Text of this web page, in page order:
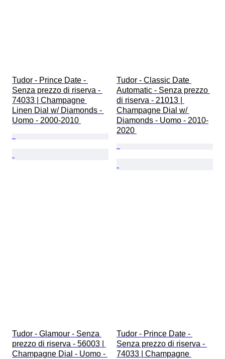
Tudor - Prince Date -
Senza prezzo di riserva -
74033 | Champagne
Linen Dial w/ Diamonds -
Uomo - 2000-2010
Tudor - Classic Date
Automatic - Senza prezzo
di riserva - 21013 |
Champagne Dial w/
Diamonds - Uomo - 2010-
2020
Tudor - Glamour - Senza
prezzo di riserva - 56003 |
Champagne Dial - Uomo -
Tudor - Prince Date -
Senza prezzo di riserva -
74033 | Champagne